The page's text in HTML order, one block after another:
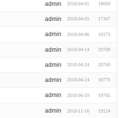
admin 2018-04-01 18669
admin 2018-04-05 17347
admin 2018-04-06 18173
admin 2018-04-14 20709
admin 2018-04-24 20760
admin 2018-04-24 18770
admin 2018-06-19 19765
admin 2018-11-16 19124